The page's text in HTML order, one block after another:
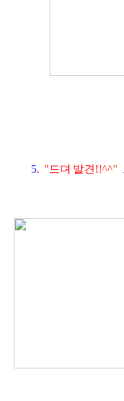
5. "드뎌 발견!!^^"